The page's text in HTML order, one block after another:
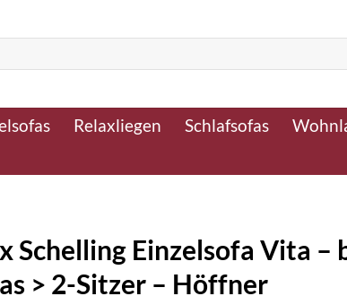
Relaxliegen Schlafsofas
Schelling Einzelsofa Vita –
> 2-Sitzer – Höffner